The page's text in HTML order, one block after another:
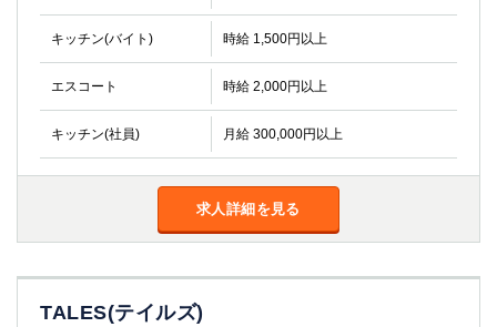
キッチン(バイト) 時給 1,500円以上
エスコート 時給 2,000円以上
キッチン(社員) 月給 300,000円以上
求人詳細を見る
TALES(テイルズ)
千葉県
船橋
津田沼
成田
千葉
西船橋
佐倉
柏（西口）
木更津
松戸
栃木県